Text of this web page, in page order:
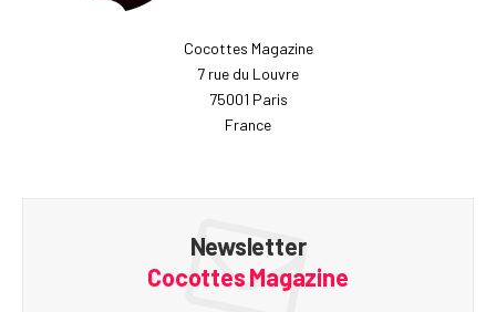
Cocottes Magazine
7 rue du Louvre
75001 Paris
France
Newsletter
Cocottes Magazine